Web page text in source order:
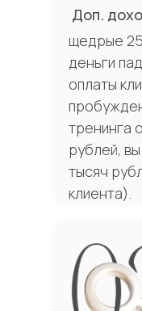
щедрые
деньги
оплаты
тренинга
рублей,
тысяч
клиента).
Доп.